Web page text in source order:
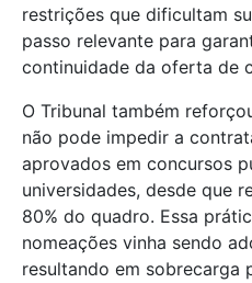
restrições que dificultam
passo relevante para
continuidade da oferta de
O Tribunal também
não pode impedir a
aprovados em concursos
universidades, desde que
80% do quadro. Essa
nomeações vinha sendo
resultando em sobrecarga